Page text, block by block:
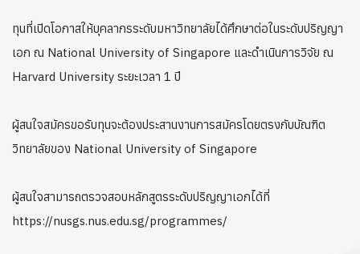
ทุนที่เปิดโอกาสให้บุคลากรระดับมหาวิทยาลัยได้ศึกษาต่อในระดับปริญญา
เอก ณ National University of Singapore และดำเนินการวิจัย ณ
Harvard University ระยะเวลา 1 ปี
ผู้สนใจสมัครขอรับทุนจะต้องประสานงานการสมัครโดยตรงกับบัณฑิต
วิทยาลัยของ National University of Singapore
ผู้สนใจสามารถตรวจสอบหลักสูตรระดับปริญญาเอกได้ที่
https://nusgs.nus.edu.sg/programmes/